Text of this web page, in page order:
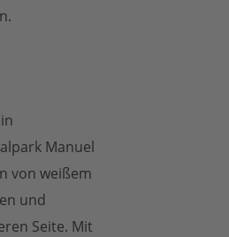
Manuel
von weißem
und
Seite. Mit